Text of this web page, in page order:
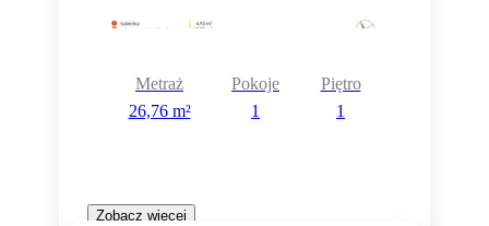
Metraż
26,76 m²
Pokoje
1
Piętro
1
Zobacz więcej